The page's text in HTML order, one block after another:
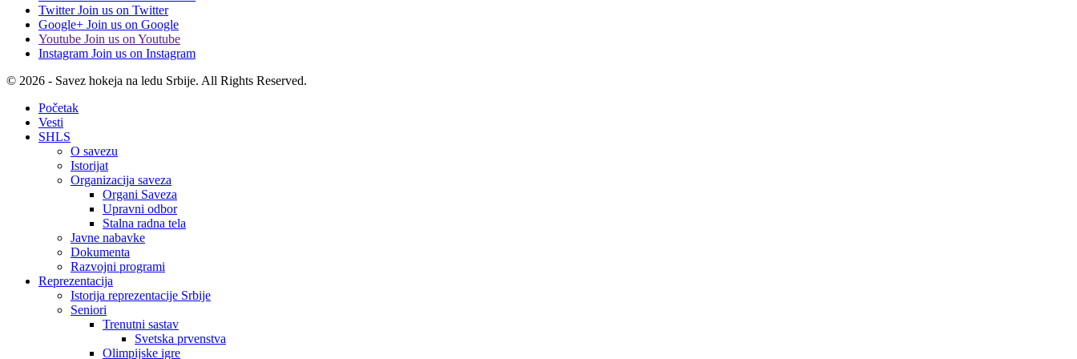
Twitter Join us on Twitter
Google+ Join us on Google
Youtube Join us on Youtube
Instagram Join us on Instagram
© 2026 - Savez hokeja na ledu Srbije. All Rights Reserved.
Početak
Vesti
SHLS
O savezu
Istorijat
Organizacija saveza
Organi Saveza
Upravni odbor
Stalna radna tela
Javne nabavke
Dokumenta
Razvojni programi
Reprezentacija
Istorija reprezentacije Srbije
Seniori
Trenutni sastav
Svetska prvenstva
Olimpijske igre